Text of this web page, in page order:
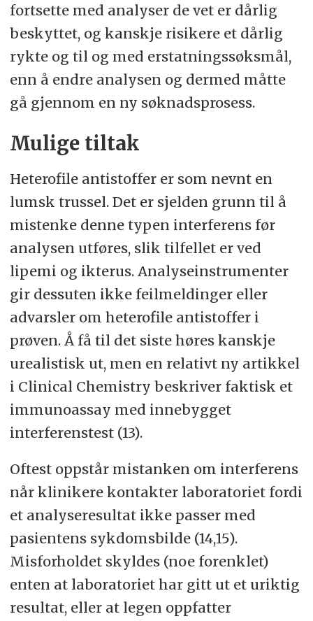
fortsette med analyser de vet er dårlig
beskyttet, og kanskje risikere et dårlig
rykte og til og med erstatningssøksmål,
enn å endre analysen og dermed måtte
gå gjennom en ny søknadsprosess.
Mulige tiltak
Heterofile antistoffer er som nevnt en
lumsk trussel. Det er sjelden grunn til å
mistenke denne typen interferens før
analysen utføres, slik tilfellet er ved
lipemi og ikterus. Analyseinstrumenter
gir dessuten ikke feilmeldinger eller
advarsler om heterofile antistoffer i
prøven. Å få til det siste høres kanskje
urealistisk ut, men en relativt ny artikkel
i Clinical Chemistry beskriver faktisk et
immunoassay med innebygget
interferenstest (13).
Oftest oppstår mistanken om interferens
når klinikere kontakter laboratoriet fordi
et analyseresultat ikke passer med
pasientens sykdomsbilde (14,15).
Misforholdet skyldes (noe forenklet)
enten at laboratoriet har gitt ut et uriktig
resultat, eller at legen oppfatter